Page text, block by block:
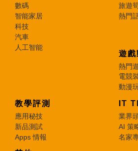
數碼
智能家居
科技
汽車
人工智能
旅遊
熱門
遊戲
熱門
電競
動漫
教學評測
應用秘技
新品測試
Apps 情報
IT
業界
AI 策
名家